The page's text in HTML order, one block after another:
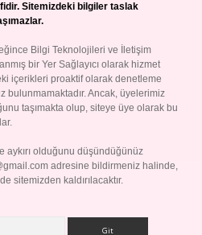
Sitemizdeki bilgiler taslak
Bilgi Teknolojileri ve İletişim
bir Yer Sağlayıcı olarak hizmet
içerikleri proaktif olarak denetleme
bulunmamaktadır. Ancak, üyelerimiz
taşımakta olup, siteye üye olarak bu
aykırı olduğunu düşündüğünüz
adresine bildirmeniz halinde,
sitemizden kaldırılacaktır.